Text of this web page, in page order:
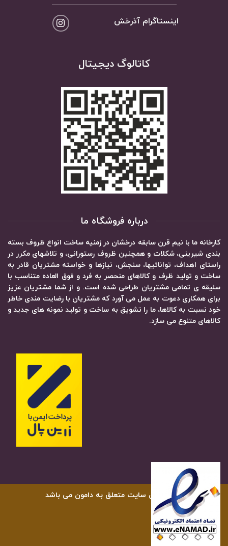
اینستاگرام آذرخش
کاتالوگ دیجیتال
درباره فروشگاه ما
کارخانه ما با نیم قرن سابقه درخشان در زمنیه ساخت انواع ظروف بسته
بندی شیرینی، شکلات و همچنین ظروف رستورانی، و تلاشهای مکرر در
راستای اهداف، توانائیها، سنجش، نیازها و خواسته مشتریان قادر به
ساخت و تولید ظرف و کالاهای منحصر به فرد و فوق العاده متناسب با
سلیقه ی تمامی مشتریان طراحی شده است. و از شما مشتریان عزیز
برای همکاری دعوت به عمل می آورد که مشتریان با رضایت مندی خاطر
خود نسبت به کالاها، ما را تشویق به ساخت و تولید نمونه های جدید و
کالاهای متنوع می سازد.
کلیه حقوق سایت متعلق به دامون می باشد